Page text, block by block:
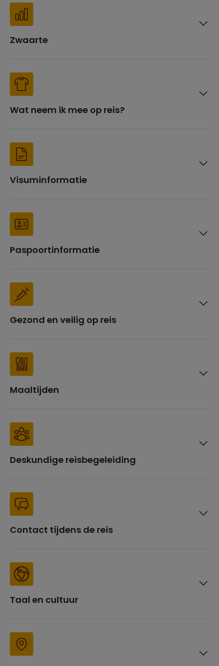
Zwaarte
Wat neem ik mee op reis?
Visuminformatie
Paspoortinformatie
Gezond en veilig op reis
Maaltijden
Deskundige reisbegeleiding
Contact tijdens de reis
Taal en cultuur